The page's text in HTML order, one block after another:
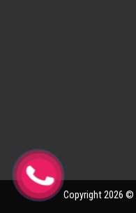
Copyright 2026 ©